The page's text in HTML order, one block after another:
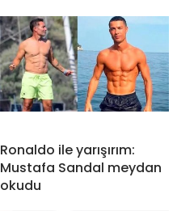
Ronaldo ile yarışırım:
Mustafa Sandal meydan
okudu